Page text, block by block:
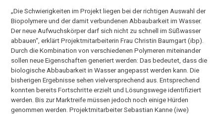
„Die Schwierigkeiten im Projekt liegen bei der richtigen Auswahl der
Biopolymere und der damit verbundenen Abbaubarkeit im Wasser.
Der neue Aufwuchskörper darf sich nicht zu schnell im Süßwasser
abbauen“, erklärt Projektmitarbeiterin Frau Christin Baumgart (ibp).
Durch die Kombination von verschiedenen Polymeren miteinander
sollen neue Eigenschaften generiert werden: Das bedeutet, dass die
biologische Abbaubarkeit in Wasser angepasst werden kann. Die
bisherigen Ergebnisse sehen vielversprechend aus. Entsprechend
konnten bereits Fortschritte erzielt und Lösungswege identifiziert
werden. Bis zur Marktreife müssen jedoch noch einige Hürden
genommen werden. Projektmitarbeiter Sebastian Kanne (iwe)